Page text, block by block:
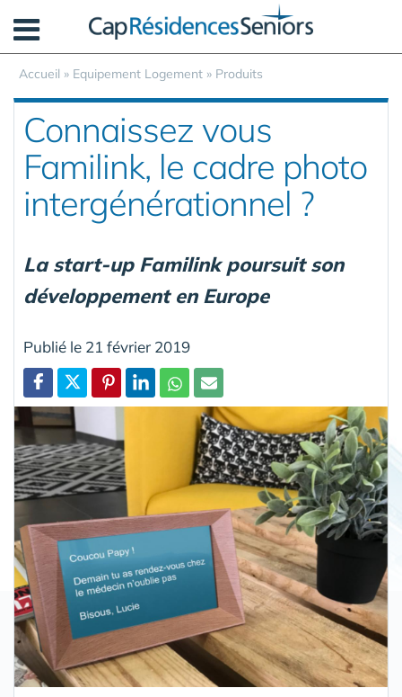
Accueil » Equipement Logement » Produits
Connaissez vous
Familink, le cadre photo
intergénérationnel ?
La start-up Familink poursuit son
développement en Europe
Publié le 21 février 2019
Partager
Panneau de gestion des cookies